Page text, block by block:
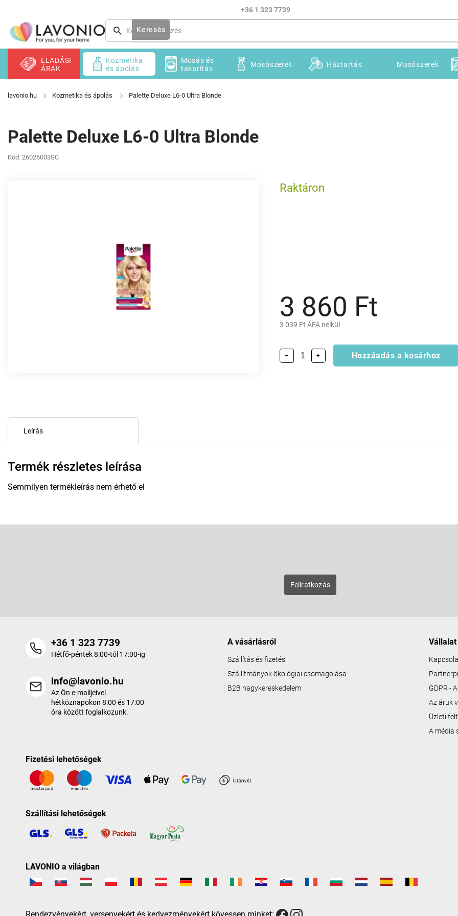
tartalomhoz
+36 1 323 7739
Keresés
ELADÁSI
ÁRAK
Kozmetika
és ápolás
Mosás és
takarítás
Mosószerek Háztartás Mosószerek
Kozmetika és ápolás Palette Deluxe L6-0 Ultra Blonde
Palette Deluxe L6-0 Ultra Blonde
Kód: 26026003SC
3 860 Ft
3 039 Ft ÁFA nélkül
Raktáron
+
− Hozzáadás a kosárhoz
Leírás
Termék részletes leírása
Semmilyen termékleírás nem érhető el
Feliratkozás
+36 1 323 7739
Hétfő-péntek 8:00-tól 17:00-ig
info@lavonio.hu
Az Ön e-mailjeivel
hétköznapokon 8:00 és 17:00
óra között foglalkozunk.
A vásárlásról
Szállítás és fizetés
Szállítmányok ökológiai csomagolása
B2B nagykereskedelem
Vállalat
GDPR -
Az áruk
Üzleti
A média
Fizetési lehetőségek
Szállítási lehetőségek
LAVONIO a világban